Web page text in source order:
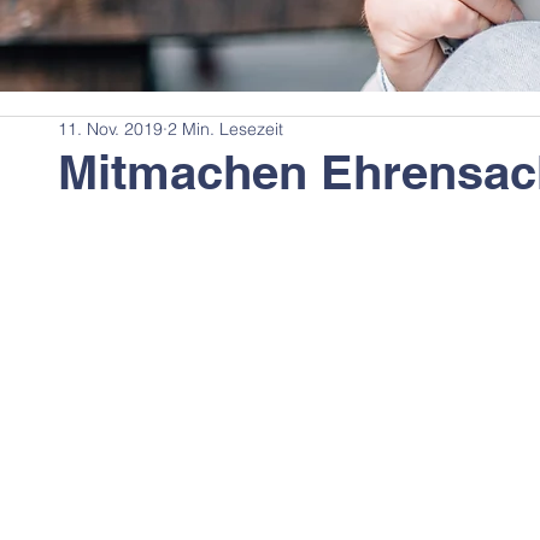
Mitmachen
11. Nov. 2019 2 Min. Lesezeit